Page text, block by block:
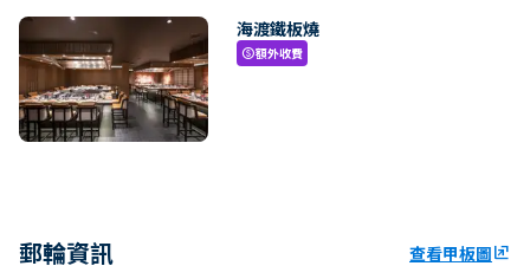
海渡鐵板燒
paid額外收費
郵輪資訊 查看甲板圖ungroup